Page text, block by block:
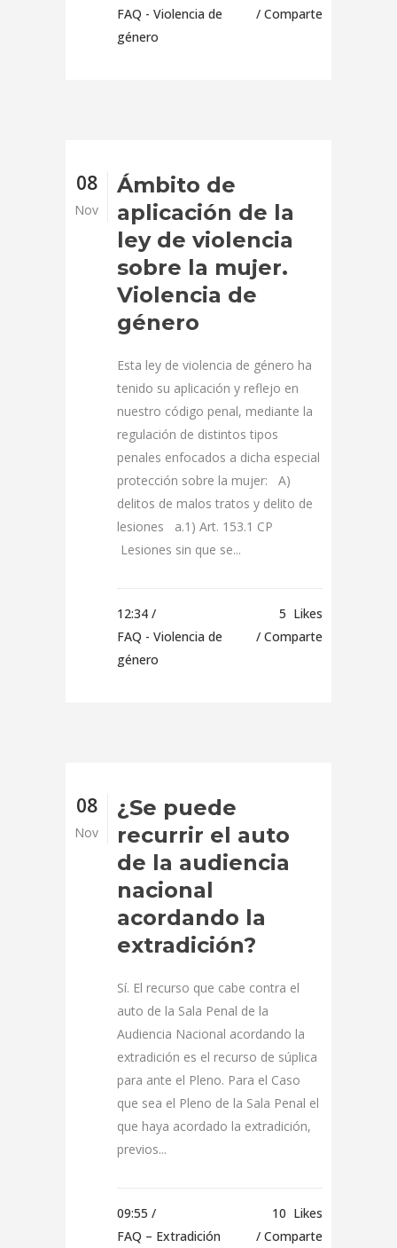
FAQ - Violencia de
género
Comparte
08
Nov
Ámbito de
aplicación de la
ley de violencia
sobre la mujer.
Violencia de
género
Esta ley de violencia de género ha
tenido su aplicación y reflejo en
nuestro código penal, mediante la
regulación de distintos tipos
penales enfocados a dicha especial
protección sobre la mujer: A)
delitos de malos tratos y delito de
lesiones a.1) Art. 153.1 CP
Lesiones sin que se...
12:34 /
FAQ - Violencia de
género
5 Likes
Comparte
08
Nov
¿Se puede
recurrir el auto
de la audiencia
nacional
acordando la
extradición?
Sí. El recurso que cabe contra el
auto de la Sala Penal de la
Audiencia Nacional acordando la
extradición es el recurso de súplica
para ante el Pleno. Para el Caso
que sea el Pleno de la Sala Penal el
que haya acordado la extradición,
previos...
09:55 /
FAQ – Extradición
10 Likes
Comparte